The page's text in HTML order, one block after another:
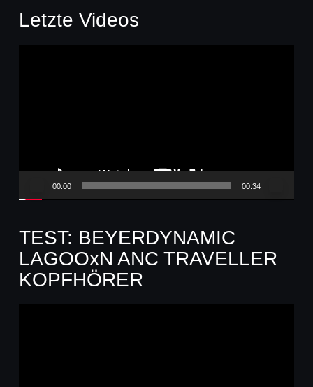
Letzte Videos
00:00 00:34
TEST: BEYERDYNAMIC
LAGOOxN ANC TRAVELLER
KOPFHÖRER